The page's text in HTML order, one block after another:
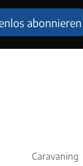
abonnieren
Caravaning